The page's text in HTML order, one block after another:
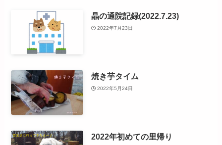
晶の通院記録(2022.7.23)
2022年7月23日
焼き芋タイム
2022年5月24日
2022年初めての里帰り